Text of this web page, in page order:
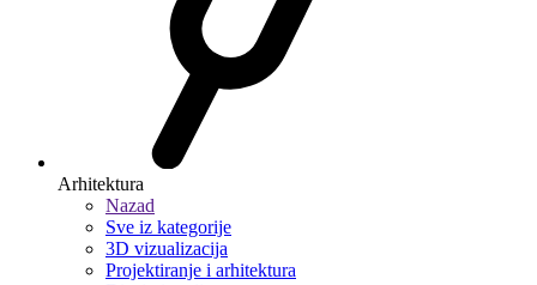
Arhitektura
Nazad
Sve iz kategorije
3D vizualizacija
Projektiranje i arhitektura